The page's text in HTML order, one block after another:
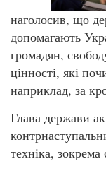
наголосив, що
допомагають
громадян,
цінності, які
наприклад, за
Глава держави
техніка,